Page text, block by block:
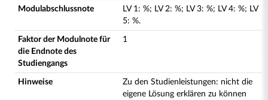
Modulabschlussnote LV 1: %; LV 2: %; LV 3: %; LV 4: %; LV
5: %.
Faktor der Modulnote für
die Endnote des
Studiengangs
1
Hinweise
Zu den Studienleistungen: nicht die
eigene Lösung erklären zu können